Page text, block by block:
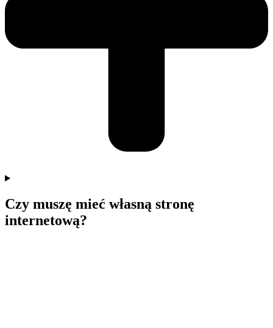
Czy muszę mieć własną stronę
internetową?